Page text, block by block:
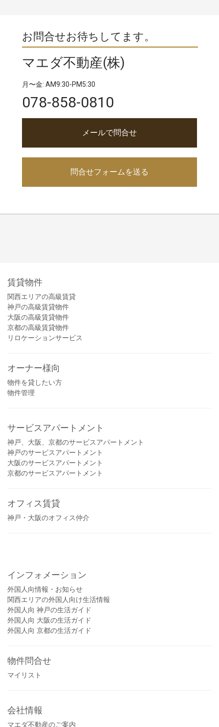
お問合せお待ちしてます。
マエダ不動産(株)
月〜金: AM9:30-PM5:30
078-858-0810
メールで問合せ
問合せフォームを送る
賃貸物件
関西エリアの高級賃貸
神戸の高級賃貸物件
大阪の高級賃貸物件
京都の高級賃貸物件
リロケーションサービス
オーナー様向
物件を貸したい方
物件管理
サービスアパートメント
神戸、大阪、京都のサービスアパートメント
神戸のサービスアパートメント
大阪のサービスアパートメント
京都のサービスアパートメント
オフィス賃貸
神戸・大阪のオフィス仲介
インフォメーション
外国人向情報・お知らせ
関西エリアの外国人向け生活情報
外国人向 神戸の生活ガイド
外国人向 大阪の生活ガイド
外国人向 京都の生活ガイド
物件問合せ
マイリスト
会社情報
マエダ不動産のご案内